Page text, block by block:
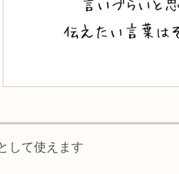
して使えます